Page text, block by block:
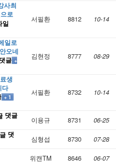
사최
로
서필환 8812 10-14
일로
오네
댓글 +
김현정 8777 08-29
생
다
+ 1
서필환 8732 10-14
댓글
이용규 8731 06-25
댓
심형섭 8730 07-28
위캔TM 8646 06-07